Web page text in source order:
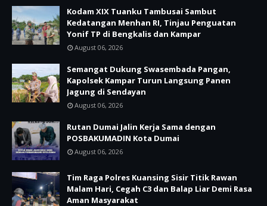
Kodam XIX Tuanku Tambusai Sambut
Kedatangan Menhan RI, Tinjau Penguatan
Yonif TP di Bengkalis dan Kampar
August 06, 2026
Semangat Dukung Swasembada Pangan,
Kapolsek Kampar Turun Langsung Panen
Jagung di Sendayan
August 06, 2026
Rutan Dumai Jalin Kerja Sama dengan
POSBAKUMADIN Kota Dumai
August 06, 2026
Tim Raga Polres Kuansing Sisir Titik Rawan
Malam Hari, Cegah C3 dan Balap Liar Demi Rasa
Aman Masyarakat